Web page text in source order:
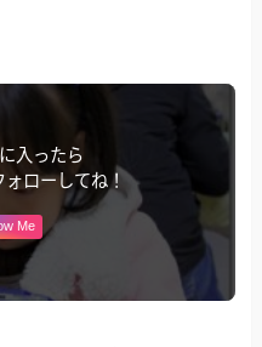
入ったら
ローしてね！
Me